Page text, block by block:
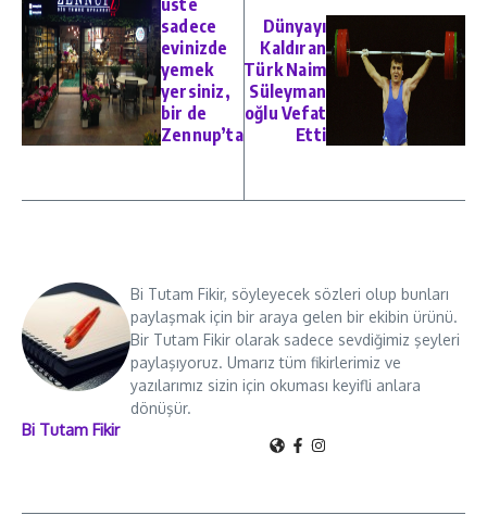
sadece
evinizde
yemek
yersiniz,
bir de
Zennup’ta
Dünyayı
Kaldıran
Türk Naim
Süleyman
oğlu Vefat
Etti
Bi Tutam Fikir
Bi Tutam Fikir, söyleyecek sözleri olup bunları
paylaşmak için bir araya gelen bir ekibin ürünü.
Bir Tutam Fikir olarak sadece sevdiğimiz şeyleri
paylaşıyoruz. Umarız tüm fikirlerimiz ve
yazılarımız sizin için okuması keyifli anlara
dönüşür.